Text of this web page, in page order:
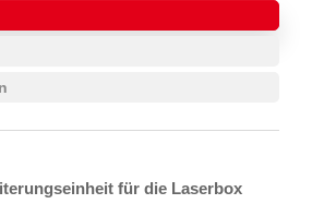
für die Laserbox